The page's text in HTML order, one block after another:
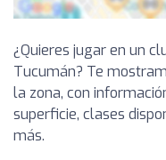
¿Quieres jugar en un
Tucumán? Te
la zona, con
superficie, clases
más.